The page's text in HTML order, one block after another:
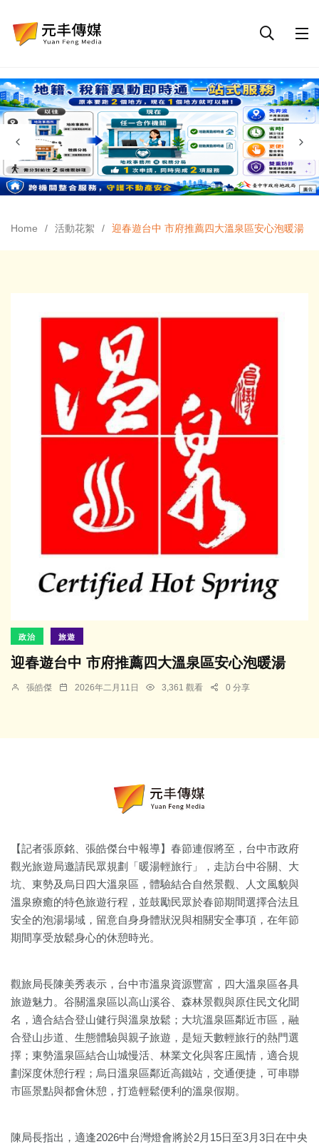
Home 活動花絮 迎春遊台中 市府推薦四大溫泉區安心泡暖湯
政治 旅遊
迎春遊台中 市府推薦四大溫泉區安心泡暖湯
張皓傑 2026年二月11日 3,361 觀看 0 分享
【記者張原銘、張皓傑台中報導】春節連假將至，台中市政府
觀光旅遊局邀請民眾規劃「暖湯輕旅行」，走訪台中谷關、大
坑、東勢及烏日四大溫泉區，體驗結合自然景觀、人文風貌與
溫泉療癒的特色旅遊行程，並鼓勵民眾於春節期間選擇合法且
安全的泡湯場域，留意自身身體狀況與相關安全事項，在年節
期間享受放鬆身心的休憩時光。
觀旅局長陳美秀表示，台中市溫泉資源豐富，四大溫泉區各具
旅遊魅力。谷關溫泉區以高山溪谷、森林景觀與原住民文化聞
名，適合結合登山健行與溫泉放鬆；大坑溫泉區鄰近市區，融
合登山步道、生態體驗與親子旅遊，是短天數輕旅行的熱門選
擇；東勢溫泉區結合山城慢活、林業文化與客庄風情，適合規
劃深度休憩行程；烏日溫泉區鄰近高鐵站，交通便捷，可串聯
市區景點與都會休憩，打造輕鬆便利的溫泉假期。
陳局長指出，適逢2026中台灣燈會將於2月15日至3月3日在中央